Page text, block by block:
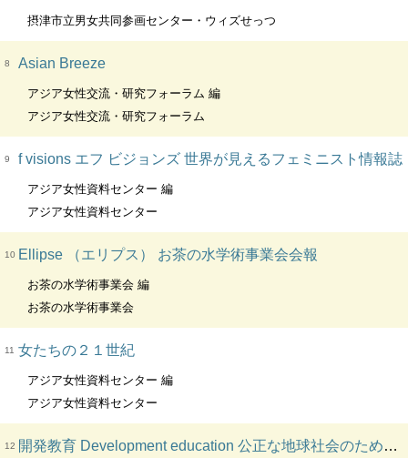
摂津市立男女共同参画センター・ウィズせっつ
8 Asian Breeze
アジア女性交流・研究フォーラム 編
アジア女性交流・研究フォーラム
9 f visions エフ ビジョンズ 世界が見えるフェミニスト情報誌
アジア女性資料センター 編
アジア女性資料センター
10 Ellipse （エリプス） お茶の水学術事業会会報
お茶の水学術事業会 編
お茶の水学術事業会
11 女たちの２１世紀
アジア女性資料センター 編
アジア女性資料センター
12 開発教育 Development education 公正な地球社会のための教育